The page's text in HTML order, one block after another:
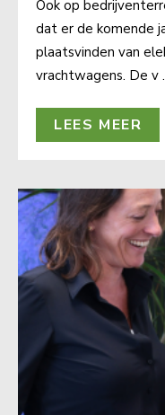
Ook op
dat er de komende
plaatsvinden van
vrachtwagens. De v
LEES MEER